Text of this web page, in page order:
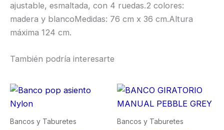
ajustable, esmaltada, con 4 ruedas.2 colores:
madera y blancoMedidas: 76 cm x 36 cm.Altura
máxima 124 cm.
También podría interesarte
Bancos y Taburetes Bancos y Taburetes